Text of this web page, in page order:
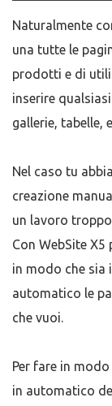
Naturalmente
una tutte le
prodotti e di
inserire
gallerie, tabelle,
Nel caso tu
creazione
un lavoro
Con WebSite
in modo che sia
automatico le
che vuoi.
Per fare in
in automatico